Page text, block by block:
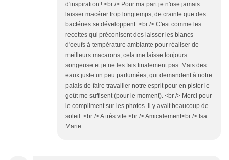
d'inspiration ! <br /> Pour ma part je n'ose jamais
laisser macérer trop longtemps, de crainte que des
bactéries se développent. <br /> C'est comme les
recettes qui préconisent des laisser les blancs
d'oeufs à température ambiante pour réaliser de
meilleurs macarons, cela me laisse toujours
songeuse et je ne les fais finalement pas. Mais des
eaux juste un peu parfumées, qui demandent à notre
palais de faire travailler notre esprit pour en pister le
goût me suffisent (pour le moment). <br /> Merci pour
le compliment sur les photos. Il y avait beaucoup de
soleil. <br /> A très vite.<br /> Amicalement<br /> Isa
Marie